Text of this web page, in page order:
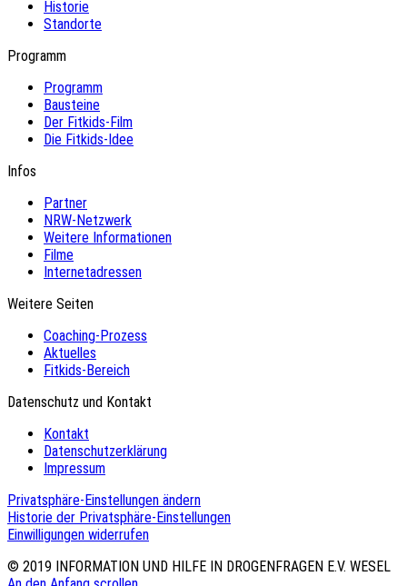
Historie
Standorte
Programm
Programm
Bausteine
Der Fitkids-Film
Die Fitkids-Idee
Infos
Partner
NRW-Netzwerk
Weitere Informationen
Filme
Internetadressen
Weitere Seiten
Coaching-Prozess
Aktuelles
Fitkids-Bereich
Datenschutz und Kontakt
Kontakt
Datenschutzerklärung
Impressum
Privatsphäre-Einstellungen ändern
Historie der Privatsphäre-Einstellungen
Einwilligungen widerrufen
© 2019
INFORMATION UND HILFE IN DROGENFRAGEN E.V. WESEL